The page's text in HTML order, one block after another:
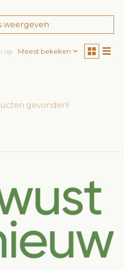
weergeven
op Meest bekeken
gevonden!